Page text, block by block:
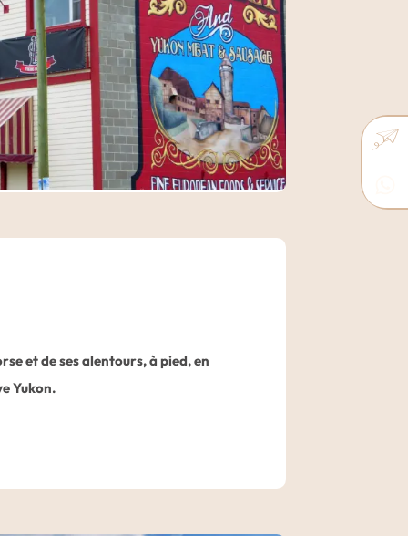
et de ses alentours, à pied, en
Yukon.
1897 et 1898. Vous arpenterez les